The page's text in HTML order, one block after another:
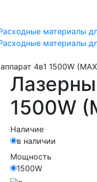
материалы
материалы
4в1 1500W
1500W
Наличие
в наличии
Мощность
1500W